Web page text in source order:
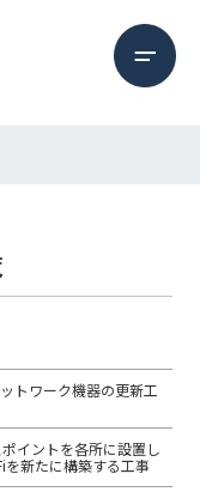
トワーク機器の更新工
イントを各所に設置し
を新たに構築する工事